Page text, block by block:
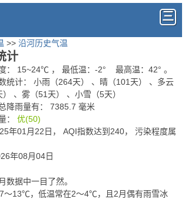
>> 沿河历史气温
计
： 15~24℃ ， 最低温： -2° 最高温： 42° 。
统计： 小雨（264天） 、晴（101天） 、多云
） 、雾（51天） 、小雪（5天）
降雨量有： 7385.7 毫米
： 优(50)
年01月22日， AQI指数达到240， 污染程度属
年08月04日
数据中一目了然。
～13℃，低温常在2～4℃，且2月偶有雨雪冰